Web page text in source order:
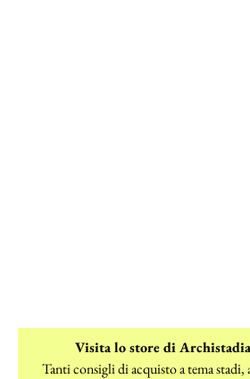
Visita lo store di
Tanti consigli di acquisto a tema